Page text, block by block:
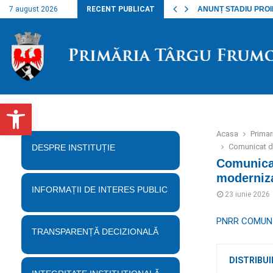
Deschide bara de unelte
7 august 2026 RECENT PUBLICAT
lucrărilor… ANUNȚ STADIU
Acasa
Comunicat
23 iunie 2026
PNRR
DESPRE INSTITUȚIE
INFORMAȚII DE INTERES PUBLIC
TRANSPARENȚĂ DECIZIONALĂ